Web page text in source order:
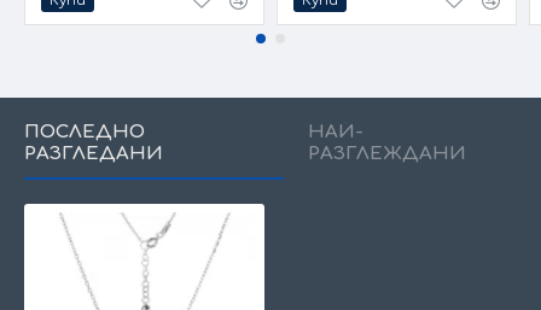
ПОСЛЕДНО
РАЗГЛЕДАНИ
НАЙ-
РАЗГЛЕЖДАНИ